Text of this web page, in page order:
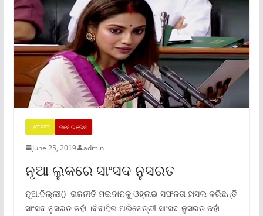
LATEST ମନୋରଞ୍ଜନ
June 25, 2019 admin
ନୂଆ ଲୁକରେ ସାଂସଦ ନୁସରତ
ନୂଆଦିଲ୍ଲୀ() ରାଜନୀତି ମଇଦାନକୁ ଓହ୍ଲାଇ ସଫଳତା ହାସଲ କରିଛନ୍ତି
ସାଂସଦ ନୁସରତ ଜହାଁ ।ବିବାହିତା ଅଭିନେତ୍ରୀ ସାଂସଦ ନୁସରତ ଜହାଁ